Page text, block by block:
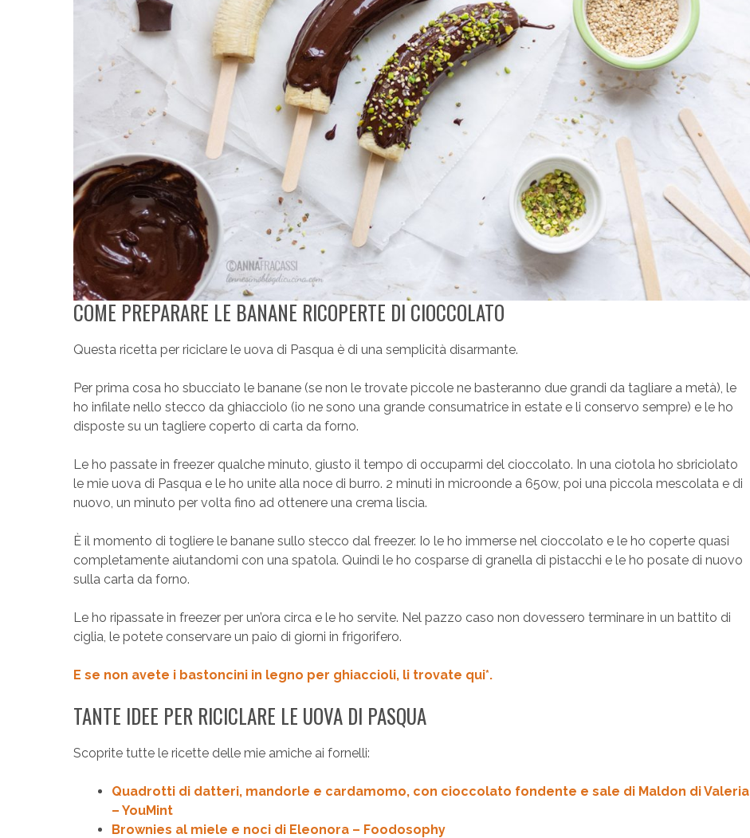
COME PREPARARE LE BANANE RICOPERTE DI CIOCCOLATO
Questa ricetta per riciclare le uova di Pasqua è di una semplicità disarmante.
Per prima cosa ho sbucciato le banane (se non le trovate piccole ne basteranno due grandi da tagliare a metà), le
ho infilate nello stecco da ghiacciolo (io ne sono una grande consumatrice in estate e li conservo sempre) e le ho
disposte su un tagliere coperto di carta da forno.
Le ho passate in freezer qualche minuto, giusto il tempo di occuparmi del cioccolato. In una ciotola ho sbriciolato
le mie uova di Pasqua e le ho unite alla noce di burro. 2 minuti in microonde a 650w, poi una piccola mescolata e di
nuovo, un minuto per volta fino ad ottenere una crema liscia.
È il momento di togliere le banane sullo stecco dal freezer. Io le ho immerse nel cioccolato e le ho coperte quasi
completamente aiutandomi con una spatola. Quindi le ho cosparse di granella di pistacchi e le ho posate di nuovo
sulla carta da forno.
Le ho ripassate in freezer per un’ora circa e le ho servite. Nel pazzo caso non dovessero terminare in un battito di
ciglia, le potete conservare un paio di giorni in frigorifero.
E se non avete i bastoncini in legno per ghiaccioli, li trovate qui*.
TANTE IDEE PER RICICLARE LE UOVA DI PASQUA
Scoprite tutte le ricette delle mie amiche ai fornelli:
Quadrotti di datteri, mandorle e cardamomo, con cioccolato fondente e sale di Maldon di Valeria
– YouMint
Brownies al miele e noci di Eleonora – Foodosophy